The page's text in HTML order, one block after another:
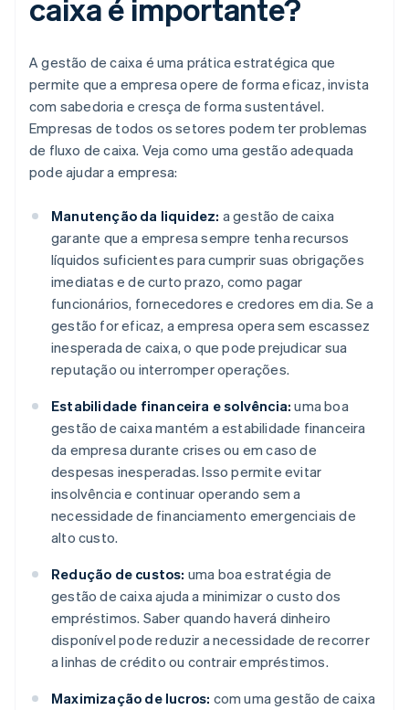
caixa é importante?
A gestão de caixa é uma prática estratégica que
permite que a empresa opere de forma eficaz, invista
com sabedoria e cresça de forma sustentável.
Empresas de todos os setores podem ter problemas
de fluxo de caixa. Veja como uma gestão adequada
pode ajudar a empresa:
Manutenção da liquidez: a gestão de caixa
garante que a empresa sempre tenha recursos
líquidos suficientes para cumprir suas obrigações
imediatas e de curto prazo, como pagar
funcionários, fornecedores e credores em dia. Se a
gestão for eficaz, a empresa opera sem escassez
inesperada de caixa, o que pode prejudicar sua
reputação ou interromper operações.
Estabilidade financeira e solvência: uma boa
gestão de caixa mantém a estabilidade financeira
da empresa durante crises ou em caso de
despesas inesperadas. Isso permite evitar
insolvência e continuar operando sem a
necessidade de financiamento emergenciais de
alto custo.
Redução de custos: uma boa estratégia de
gestão de caixa ajuda a minimizar o custo dos
empréstimos. Saber quando haverá dinheiro
disponível pode reduzir a necessidade de recorrer
a linhas de crédito ou contrair empréstimos.
Maximização de lucros: com uma gestão de caixa